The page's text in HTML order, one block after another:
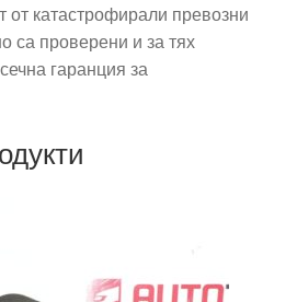
от катастрофирали превозни
са проверени и за тях
гаранция за